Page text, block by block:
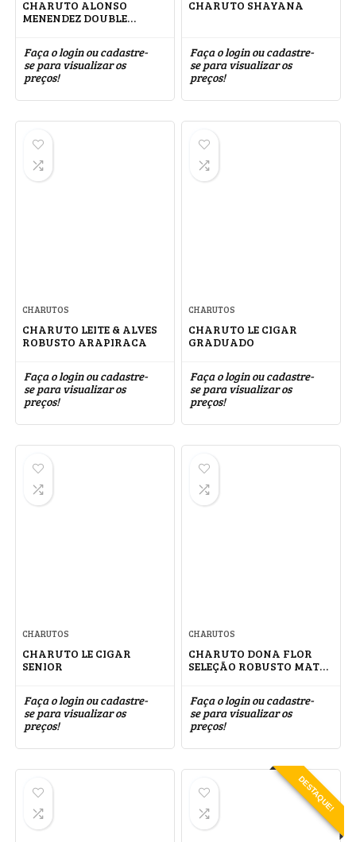
CHARUTO ALONSO
MENENDEZ DOUBLE
Faça o login ou cadastre-
se para visualizar os
preços!
CHARUTO SHAYANA
Faça o login ou cadastre-
se para visualizar os
preços!
CHARUTOS
CHARUTO LEITE & ALVES
ROBUSTO ARAPIRACA
Faça o login ou cadastre-
se para visualizar os
preços!
CHARUTOS
CHARUTO LE CIGAR
GRADUADO
Faça o login ou cadastre-
se para visualizar os
preços!
CHARUTOS
CHARUTO LE CIGAR
SENIOR
Faça o login ou cadastre-
se para visualizar os
preços!
CHARUTOS
CHARUTO DONA FLOR
SELEÇÃO ROBUSTO MATA
Faça o login ou cadastre-
se para visualizar os
preços!
DESTAQUE!